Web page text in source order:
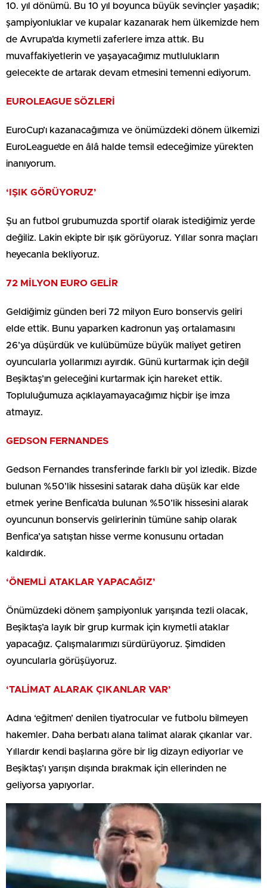
10. yıl dönümü. Bu 10 yıl boyunca büyük sevinçler yaşadık;
şampiyonluklar ve kupalar kazanarak hem ülkemizde hem
de Avrupa’da kıymetli zaferlere imza attık. Bu
muvaffakiyetlerin ve yaşayacağımız mutlulukların
gelecekte de artarak devam etmesini temenni ediyorum.
EUROLEAGUE SÖZLERİ
EuroCup’ı kazanacağımıza ve önümüzdeki dönem ülkemizi
EuroLeague’de en âlâ halde temsil edeceğimize yürekten
inanıyorum.
‘IŞIK GÖRÜYORUZ’
Şu an futbol grubumuzda sportif olarak istediğimiz yerde
değiliz. Lakin ekipte bir ışık görüyoruz. Yıllar sonra maçları
heyecanla bekliyoruz.
72 MİLYON EURO GELİR
Geldiğimiz günden beri 72 milyon Euro bonservis geliri
elde ettik. Bunu yaparken kadronun yaş ortalamasını
26’ya düşürdük ve kulübümüze büyük maliyet getiren
oyuncularla yollarımızı ayırdık. Günü kurtarmak için değil
Beşiktaş’ın geleceğini kurtarmak için hareket ettik.
Topluluğumuza açıklayamayacağımız hiçbir işe imza
atmayız.
GEDSON FERNANDES
Gedson Fernandes transferinde farklı bir yol izledik. Bizde
bulunan %50’lik hissesini satarak daha düşük kar elde
etmek yerine Benfica’da bulunan %50’lik hissesini alarak
oyuncunun bonservis gelirlerinin tümüne sahip olarak
Benfica’ya satıştan hisse verme konusunu ortadan
kaldırdık.
‘ÖNEMLİ ATAKLAR YAPACAĞIZ’
Önümüzdeki dönem şampiyonluk yarışında tezli olacak,
Beşiktaş’a layık bir grup kurmak için kıymetli ataklar
yapacağız. Çalışmalarımızı sürdürüyoruz. Şimdiden
oyuncularla görüşüyoruz.
‘TALİMAT ALARAK ÇIKANLAR VAR’
Adına ‘eğitmen’ denilen tiyatrocular ve futbolu bilmeyen
hakemler. Daha berbatı alana talimat alarak çıkanlar var.
Yıllardır kendi başlarına göre bir lig dizayn ediyorlar ve
Beşiktaş’ı yarışın dışında bırakmak için ellerinden ne
geliyorsa yapıyorlar.